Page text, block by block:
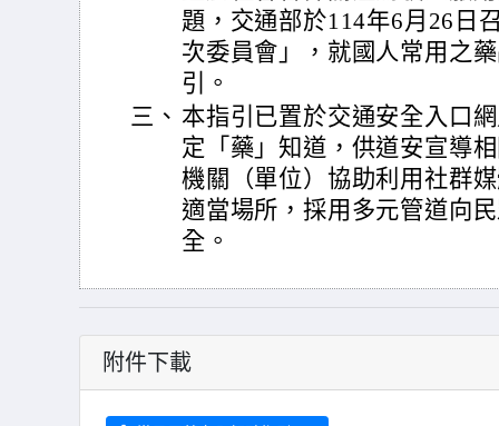
題，交通部於114年6月26日
次委員會」，就國人常用之
引。
三、 本指引已置於交通安全入口
定「藥」知道，供道安宣導
機關（單位）協助利用社群
適當場所，採用多元管道向
全。
附件下載